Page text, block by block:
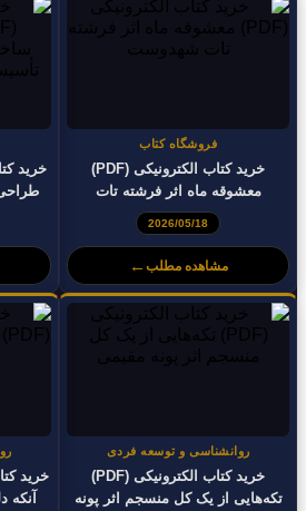
فروشگاه کتاب
خرید کتاب الکترونیکی (PDF)
معشوقه ماه اثر فرشته تات
شهدوست
2026/05/18
مشاهده مطلب ←
روانشناسی و توسعه فردی
خرید کتاب الکترونیکی (PDF)
تکه‌هایی از یک کل منسجم اثر پونه